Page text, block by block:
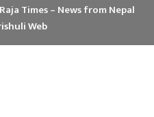
Times – News from Nepal
Web